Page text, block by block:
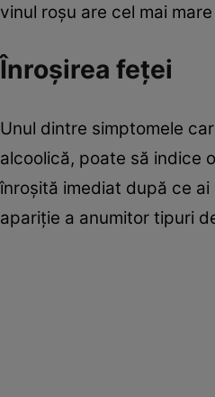
vinul roșu are cel mai
Înroşirea feţei
Unul dintre simptomele
alcoolică, poate să indice o
înroșită imediat după ce
apariție a anumitor tipuri